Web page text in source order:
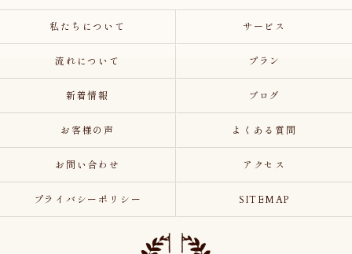
私たちについて サービス
流れについて プラン
新着情報 ブログ
お客様の声 よくある質問
お問い合わせ アクセス
プライバシーポリシー SITEMAP